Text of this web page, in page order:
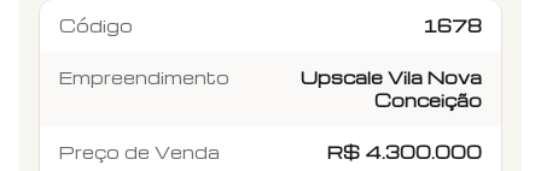
Código 1678
Empreendimento
Upscale Vila Nova
Conceição
Preço de Venda R$ 4.300.000